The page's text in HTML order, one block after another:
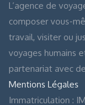
L’agence de
composer vous-
travail, visiter ou
voyages humains
partenariat avec
Mentions Légales
Immatriculation :